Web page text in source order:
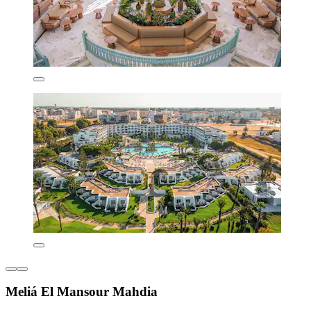
Meliá El Mansour Mahdia